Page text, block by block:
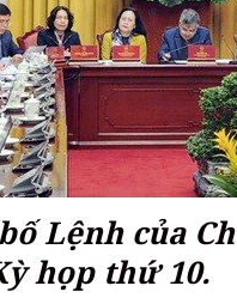
Lệnh của
họp thứ 10.